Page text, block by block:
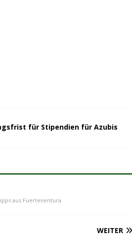
für Stipendien für Azubis
aus Fuerteventura
WEITER